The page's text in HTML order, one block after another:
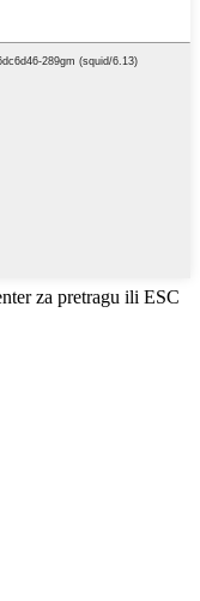
za pretragu ili ESC